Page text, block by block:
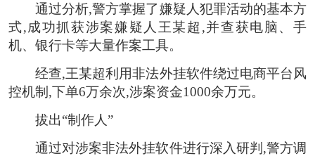
通过分析,警方掌握了嫌疑人犯罪活动的基本方
式,成功抓获涉案嫌疑人王某超,并查获电脑、手
机、银行卡等大量作案工具。
经查,王某超利用非法外挂软件绕过电商平台风
控机制,下单6万余次,涉案资金1000余万元。
拔出“制作人”
通过对涉案非法外挂软件进行深入研判,警方调